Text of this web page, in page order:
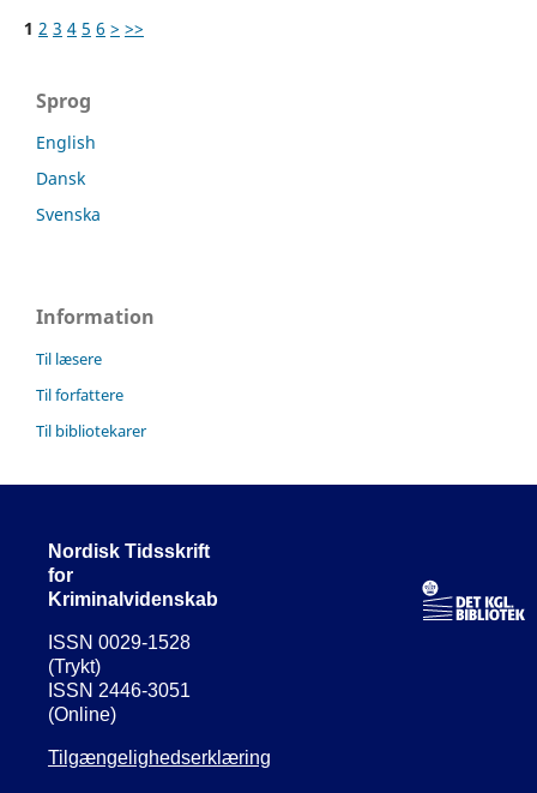
1 2 3 4 5 6 > >>
Sprog
English
Dansk
Svenska
Information
Til læsere
Til forfattere
Til bibliotekarer
Nordisk Tidsskrift
for
Kriminalvidenskab
ISSN 0029-1528
(Trykt)
ISSN 2446-3051
(Online)
Tilgængelighedserklæring